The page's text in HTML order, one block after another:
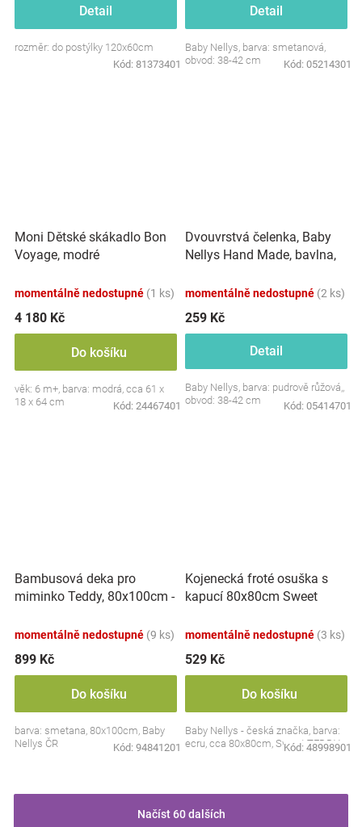
Detail
rozměr: do postýlky 120x60cm
Kód: 81373401
Detail
Baby Nellys, barva: smetanová,
obvod: 38-42 cm
Kód: 05214301
Moni Dětské skákadlo Bon
Voyage, modré
momentálně nedostupné (1 ks)
4 180 Kč
Do košíku
věk: 6 m+, barva: modrá, cca 61 x
18 x 64 cm
Kód: 24467401
Dvouvrstvá čelenka, Baby
Nellys Hand Made, bavlna,
růžová, 80/98
momentálně nedostupné (2 ks)
259 Kč
Detail
Baby Nellys, barva: pudrově růžová,,
obvod: 38-42 cm
Kód: 05414701
Bambusová deka pro
miminko Teddy, 80x100cm -
momentálně nedostupné (9 ks)
899 Kč
Do košíku
barva: smetana, 80x100cm, Baby
Nellys ČR
Kód: 94841201
Kojenecká froté osuška s
kapucí 80x80cm Sweet
momentálně nedostupné (3 ks)
529 Kč
Do košíku
Baby Nellys - česká značka, barva:
ecru, cca 80x80cm, Sweet TEDDY
Kód: 48998901
Načíst 60 dalších